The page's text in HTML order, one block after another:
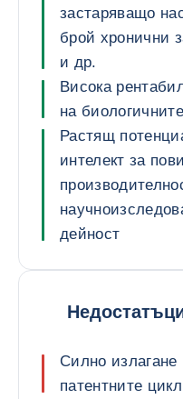
застаряващо
брой хронични
и др.
Висока
на
Растящ
интелект за
дейност
Силно излагане
патентните